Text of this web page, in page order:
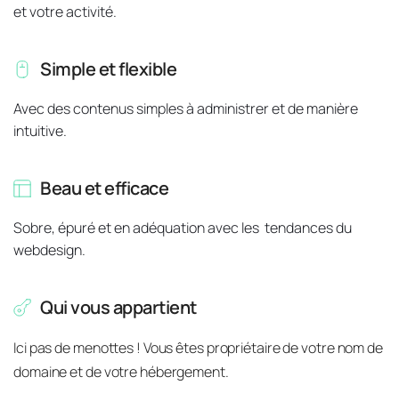
et votre activité.
Simple et flexible
Avec des contenus simples à administrer et de manière
intuitive.
Beau et efficace
Sobre, épuré et en adéquation avec les  tendances du
webdesign.
Qui vous appartient
Ici pas de menottes ! Vous êtes propriétaire de votre nom de
domaine et de votre hébergement.